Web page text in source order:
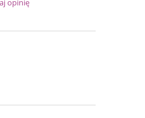
Pie